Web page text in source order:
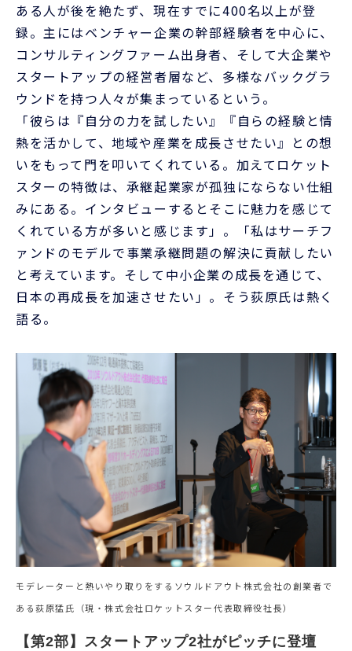
ある人が後を絶たず、現在すでに400名以上が登
録。主にはベンチャー企業の幹部経験者を中心に、
コンサルティングファーム出身者、そして大企業や
スタートアップの経営者層など、多様なバックグラ
ウンドを持つ人々が集まっているという。
「彼らは『自分の力を試したい』『自らの経験と情
熱を活かして、地域や産業を成長させたい』との想
いをもって門を叩いてくれている。加えてロケット
スターの特徴は、承継起業家が孤独にならない仕組
みにある。インタビューするとそこに魅力を感じて
くれている方が多いと感じます」。「私はサーチフ
ァンドのモデルで事業承継問題の解決に貢献したい
と考えています。そして中小企業の成長を通じて、
日本の再成長を加速させたい」。そう荻原氏は熱く
語る。
モデレーターと熱いやり取りをするソウルドアウト株式会社の創業者で
ある荻原猛氏（現・株式会社ロケットスター代表取締役社長）
【第2部】スタートアップ2社がピッチに登壇